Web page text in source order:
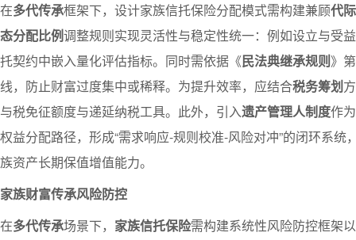
在多代传承框架下，设计家族信托保险分配模式需构建兼顾代
态分配比例调整规则实现灵活性与稳定性统一：例如设立与受
托契约中嵌入量化评估指标。同时需依据《民法典继承规则》
线，防止财富过度集中或稀释。为提升效率，应结合税务筹划
与税免征额度与递延纳税工具。此外，引入遗产管理人制度作
权益分配路径，形成“需求响应-规则校准-风险对冲”的闭环系
族资产长期保值增值能力。
家族财富传承风险防控
在多代传承场景下， 家族信托保险需构建系统性风险防控框架